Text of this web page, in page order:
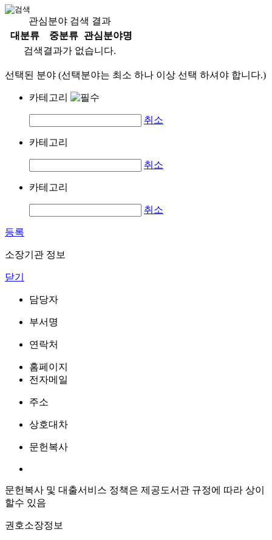
관심분야 검색 결과
대분류
중분류
관심분야명
검색결과가 없습니다.
선택된 분야 (선택분야는 최소 하나 이상 선택 하셔야 합니다.)
카테고리
취소
카테고리
취소
카테고리
취소
등록
소장기관 정보
닫기
담당자
부서명
연락처
홈페이지
전자메일
주소
상호대차
문헌복사
문헌복사 및 대출서비스 정책은 제공도서관 규정에 따라 상이
할수 있음
권호소장정보